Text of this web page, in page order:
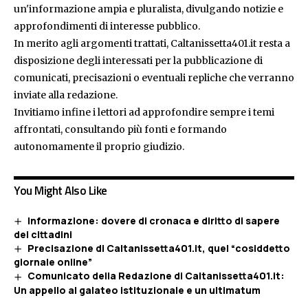
un'informazione ampia e pluralista, divulgando notizie e
approfondimenti di interesse pubblico.
In merito agli argomenti trattati, Caltanissetta401.it resta a
disposizione degli interessati per la pubblicazione di
comunicati, precisazioni o eventuali repliche che verranno
inviate alla redazione.
Invitiamo infine i lettori ad approfondire sempre i temi
affrontati, consultando più fonti e formando
autonomamente il proprio giudizio.
You Might Also Like
Informazione: dovere di cronaca e diritto di sapere
dei cittadini
Precisazione di Caltanissetta401.it, quel “cosiddetto
giornale online”
Comunicato della Redazione di Caltanissetta401.it:
Un appello al galateo istituzionale e un ultimatum